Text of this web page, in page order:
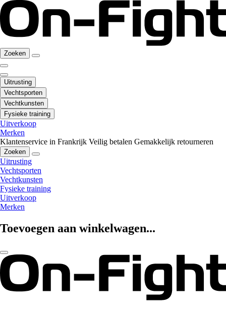
Zoeken
Uitrusting
Vechtsporten
Vechtkunsten
Fysieke training
Uitverkoop
Merken
Klantenservice in Frankrijk Veilig betalen Gemakkelijk retourneren
Zoeken
Uitrusting
Vechtsporten
Vechtkunsten
Fysieke training
Uitverkoop
Merken
Toevoegen aan winkelwagen...